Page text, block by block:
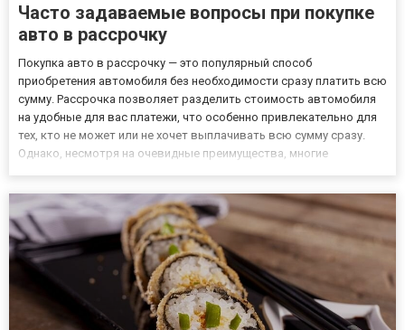
Часто задаваемые вопросы при покупке
авто в рассрочку
Покупка авто в рассрочку — это популярный способ
приобретения автомобиля без необходимости сразу платить всю
сумму. Рассрочка позволяет разделить стоимость автомобиля
на удобные для вас платежи, что особенно привлекательно для
тех, кто не может или не хочет выплачивать всю сумму сразу.
Однако, несмотря на очевидные преимущества, многие
зад...